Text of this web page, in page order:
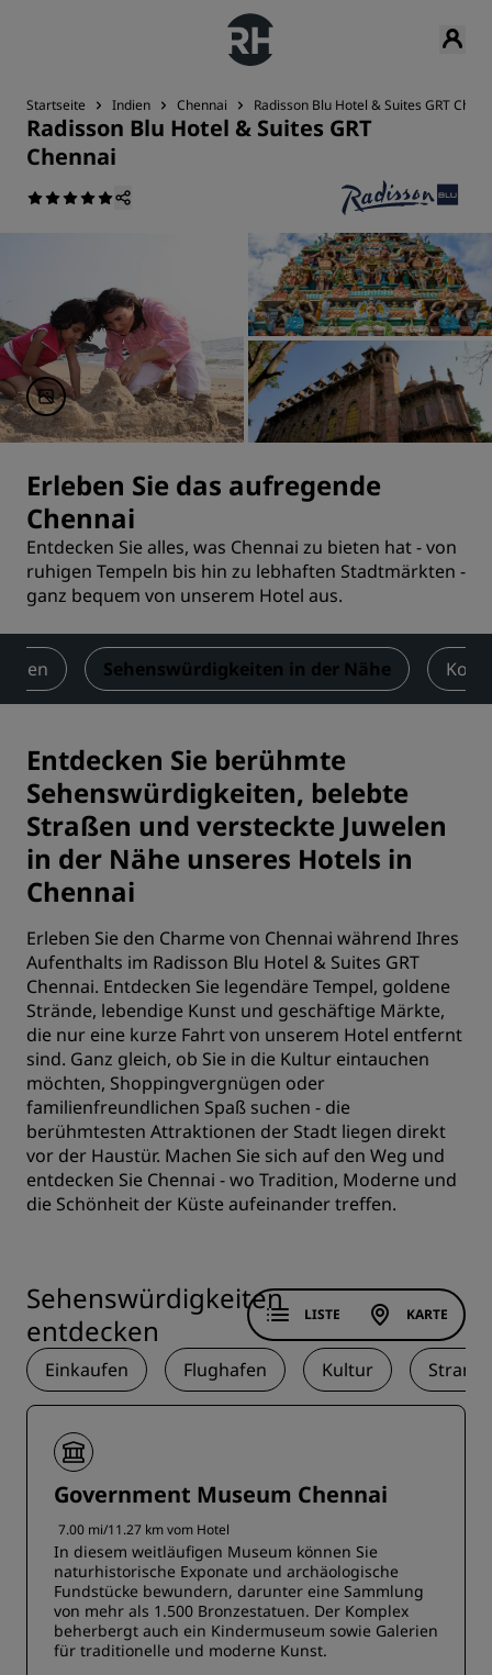
Startseite Indien Chennai Radisson Blu Hotel & Suites GRT
Radisson Blu Hotel & Suites GRT
Chennai
Erleben Sie das aufregende
Chennai
Entdecken Sie alles, was Chennai zu bieten hat - von
ruhigen Tempeln bis hin zu lebhaften Stadtmärkten -
ganz bequem von unserem Hotel aus.
Sehenswürdigkeiten in der Nähe
Entdecken Sie berühmte
Sehenswürdigkeiten, belebte
Straßen und versteckte Juwelen
in der Nähe unseres Hotels in
Chennai
Erleben Sie den Charme von Chennai während Ihres
Aufenthalts im Radisson Blu Hotel & Suites GRT
Chennai. Entdecken Sie legendäre Tempel, goldene
Strände, lebendige Kunst und geschäftige Märkte,
die nur eine kurze Fahrt von unserem Hotel entfernt
sind. Ganz gleich, ob Sie in die Kultur eintauchen
möchten, Shoppingvergnügen oder
familienfreundlichen Spaß suchen - die
berühmtesten Attraktionen der Stadt liegen direkt
vor der Haustür. Machen Sie sich auf den Weg und
entdecken Sie Chennai - wo Tradition, Moderne und
die Schönheit der Küste aufeinander treffen.
Sehenswürdigkeiten
entdecken
Einkaufen Flughafen Kultur Strand
LISTE KARTE
Government Museum Chennai
7.00 mi/11.27 km vom Hotel
In diesem weitläufigen Museum können Sie
naturhistorische Exponate und archäologische
Fundstücke bewundern, darunter eine Sammlung
von mehr als 1.500 Bronzestatuen. Der Komplex
beherbergt auch ein Kindermuseum sowie Galerien
für traditionelle und moderne Kunst.